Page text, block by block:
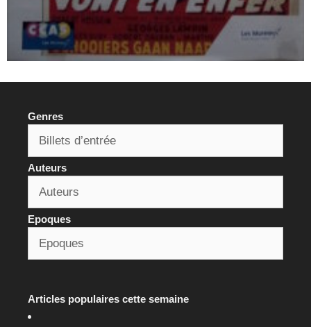
Genres
Auteurs
Epoques
Articles populaires cette semaine